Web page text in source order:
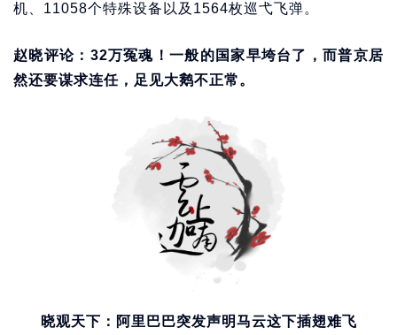
机、11058个特殊设备以及1564枚巡弋飞弹。
赵晓评论：32万冤魂！一般的国家早垮台了，而普京居
然还要谋求连任，足见大鹅不正常。
晓观天下：阿里巴巴突发声明马云这下插翅难飞